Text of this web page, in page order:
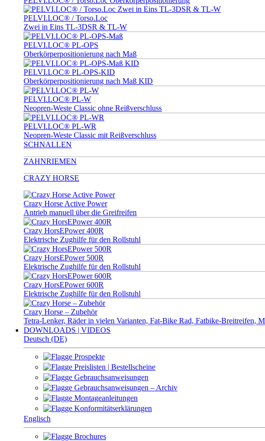
PELVI.LOC® / Torso.Loc
Zwei in Eins TL-3DSR & TL-W
PELVI.LOC® PL-OPS
Oberkörperpositionierung nach Maß
PELVI.LOC® PL-OPS-KID
Oberkörperpositionierung nach Maß KID
PELVI.LOC® PL-W
Neopren-Weste Classic ohne Reißverschluss
PELVI.LOC® PL-WR
Neopren-Weste Classic mit Reißverschluss
SCHNALLEN
ZAHNRIEMEN
CRAZY HORSE
Crazy Horse Active Power
Antrieb manuell über die Greifreifen
Crazy HorsEPower 400R
Elektrische Zughilfe für den Rollstuhl
Crazy HorsEPower 500R
Elektrische Zughilfe für den Rollstuhl
Crazy HorsEPower 600R
Elektrische Zughilfe für den Rollstuhl
Crazy Horse – Zubehör
Tetra-Lenker, Räder in vielen Varianten, Fat-Bike Rad, Fatbike-Breitreifen,
DOWNLOADS | VIDEOS
Deutsch (DE)
Prospekte
Preislisten | Bestellscheine
Gebrauchsanweisungen
Gebrauchsanweisungen – Archiv
Montageanleitungen
Konformitätserklärungen
Englisch
Brochures